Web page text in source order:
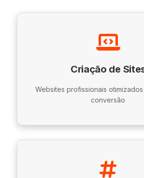
Criação de
Websites profissionais otimizados
conversão